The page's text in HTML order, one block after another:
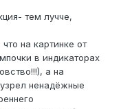
тем лучче,
на картинке от
в индикаторах
а на
ненадёжные